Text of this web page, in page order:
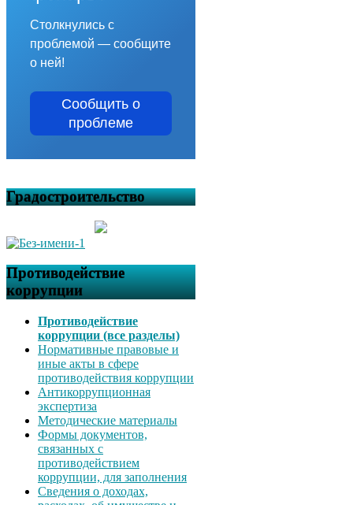
Столкнулись с
проблемой — сообщите
о ней!
Сообщить о
проблеме
Градостроительство
Противодействие
коррупции
Противодействие
коррупции (все разделы)
Нормативные правовые и
иные акты в сфере
противодействия коррупции
Антикоррупционная
экспертиза
Методические материалы
Формы документов,
связанных с
противодействием
коррупции, для заполнения
Сведения о доходах,